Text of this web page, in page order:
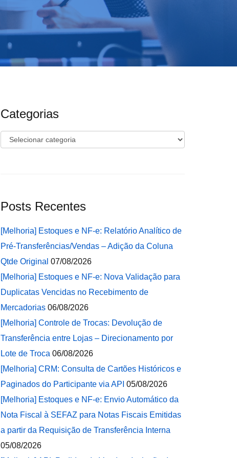
Categorias
Categorias
Posts Recentes
[Melhoria] Estoques e NF-e: Relatório Analítico de
Pré-Transferências/Vendas – Adição da Coluna
Qtde Original 07/08/2026
[Melhoria] Estoques e NF-e: Nova Validação para
Duplicatas Vencidas no Recebimento de
Mercadorias 06/08/2026
[Melhoria] Controle de Trocas: Devolução de
Transferência entre Lojas – Direcionamento por
Lote de Troca 06/08/2026
[Melhoria] CRM: Consulta de Cartões Históricos e
Paginados do Participante via API 05/08/2026
[Melhoria] Estoques e NF-e: Envio Automático da
Nota Fiscal à SEFAZ para Notas Fiscais Emitidas
a partir da Requisição de Transferência Interna
05/08/2026